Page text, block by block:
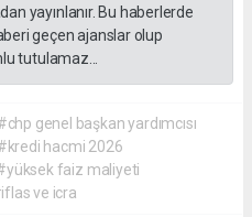
yayınlanır. Bu haberlerde
geçen ajanslar olup
tutulamaz...
genel başkan yardımcısı
hacmi 2026
faiz maliyeti
ve icra